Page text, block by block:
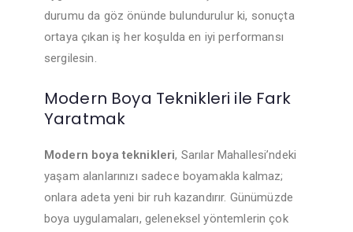
durumu da göz önünde bulundurulur ki, sonuçta
ortaya çıkan iş her koşulda en iyi performansı
sergilesin.
Modern Boya Teknikleri ile Fark
Yaratmak
Modern boya teknikleri, Sarılar Mahallesi’ndeki
yaşam alanlarınızı sadece boyamakla kalmaz;
onlara adeta yeni bir ruh kazandırır. Günümüzde
boya uygulamaları, geleneksel yöntemlerin çok